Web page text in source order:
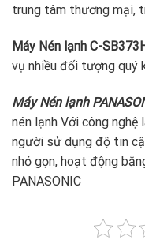
trung tâm thương mại,
Máy Nén lạnh C-
vụ nhiều đối tượng quý
Máy Nén lạnh
nén lạnh Với công
người sử dụng độ tin
nhỏ gọn, hoạt động
PANASONIC